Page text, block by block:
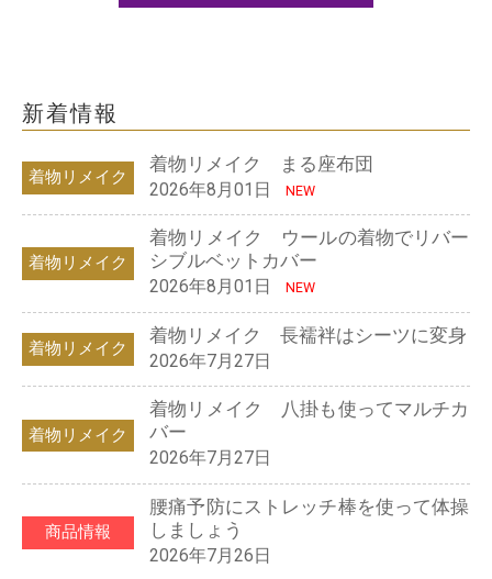
新着情報
着物リメイク
着物リメイク まる座布団
2026年8月01日
NEW
着物リメイク
着物リメイク ウールの着物でリバー
シブルベットカバー
2026年8月01日
NEW
着物リメイク
着物リメイク 長襦袢はシーツに変身
2026年7月27日
着物リメイク
着物リメイク 八掛も使ってマルチカ
バー
2026年7月27日
商品情報
腰痛予防にストレッチ棒を使って体操
しましょう
2026年7月26日